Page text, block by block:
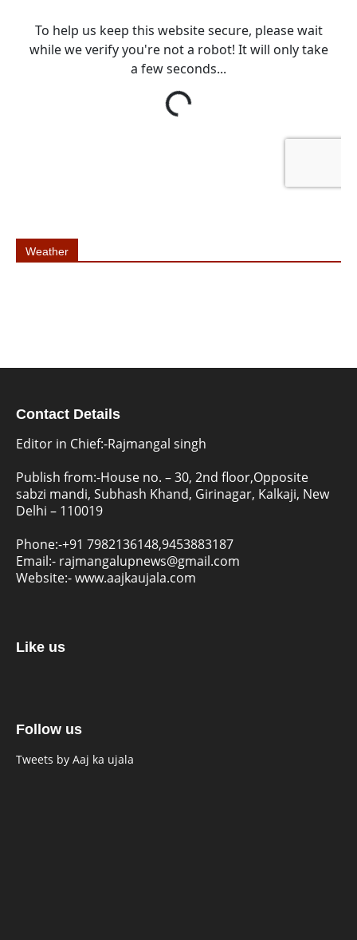
Weather
Contact Details
Editor in Chief:-Rajmangal singh
Publish from:-House no. – 30, 2nd floor,Opposite
sabzi mandi, Subhash Khand, Girinagar, Kalkaji, New
Delhi – 110019
Phone:-+91 7982136148,9453883187
Email:- rajmangalupnews@gmail.com
Website:-www.aajkaujala.com
Like us
Follow us
Tweets by Aaj ka ujala